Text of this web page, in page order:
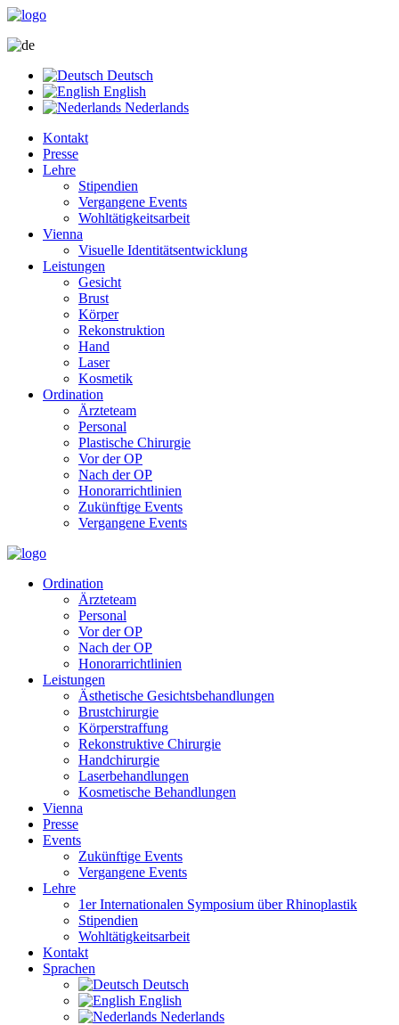
Deutsch
English
Nederlands
Kontakt
Presse
Lehre
Stipendien
Vergangene Events
Wohltätigkeitsarbeit
Vienna
Visuelle Identitätsentwicklung
Leistungen
Gesicht
Brust
Körper
Rekonstruktion
Hand
Laser
Kosmetik
Ordination
Ärzteteam
Personal
Plastische Chirurgie
Vor der OP
Nach der OP
Honorarrichtlinien
Zukünftige Events
Vergangene Events
Ordination
Ärzteteam
Personal
Vor der OP
Nach der OP
Honorarrichtlinien
Leistungen
Ästhetische Gesichtsbehandlungen
Brustchirurgie
Körperstraffung
Rekonstruktive Chirurgie
Handchirurgie
Laserbehandlungen
Kosmetische Behandlungen
Vienna
Presse
Events
Zukünftige Events
Vergangene Events
Lehre
1er Internationalen Symposium über Rhinoplastik
Stipendien
Wohltätigkeitsarbeit
Kontakt
Sprachen
Deutsch
English
Nederlands